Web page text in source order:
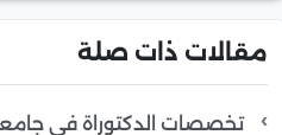
مقالات ذات صلة
تخصصات الدكتوراة في